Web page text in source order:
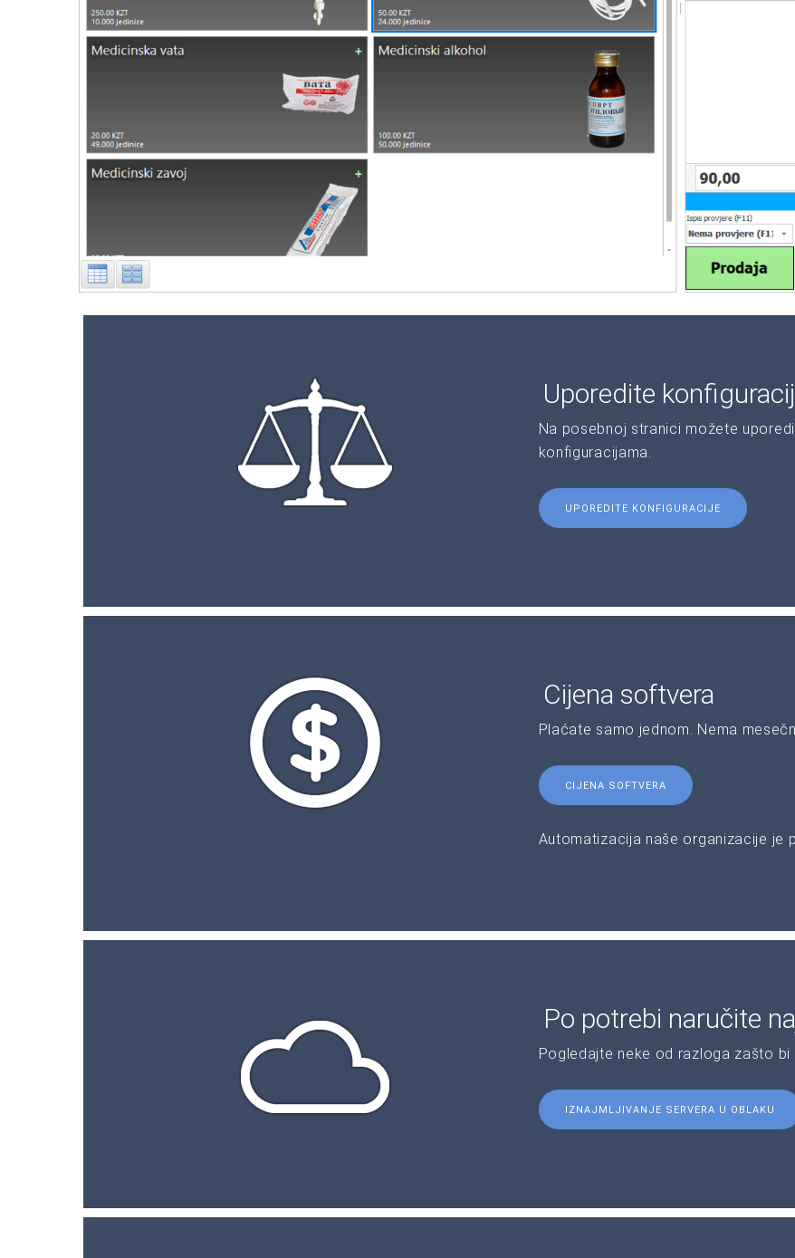
Uporedite
Na posebnoj stranici možete
konfiguracijama.
UPOREDITE KONFIGURACIJE
Cijena softvera
Plaćate samo jednom. Nema
CIJENA SOFTVERA
Automatizacija naše organizacije je
Po potrebi naručite
Pogledajte neke od razloga zašto
IZNAJMLJIVANJE SERVERA U OBLAKU